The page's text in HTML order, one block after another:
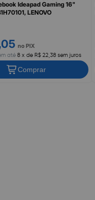
Ideapad Gaming 16"
LENOVO
no PIX
até 8 x de R$ 22,38 sem juros
Comprar